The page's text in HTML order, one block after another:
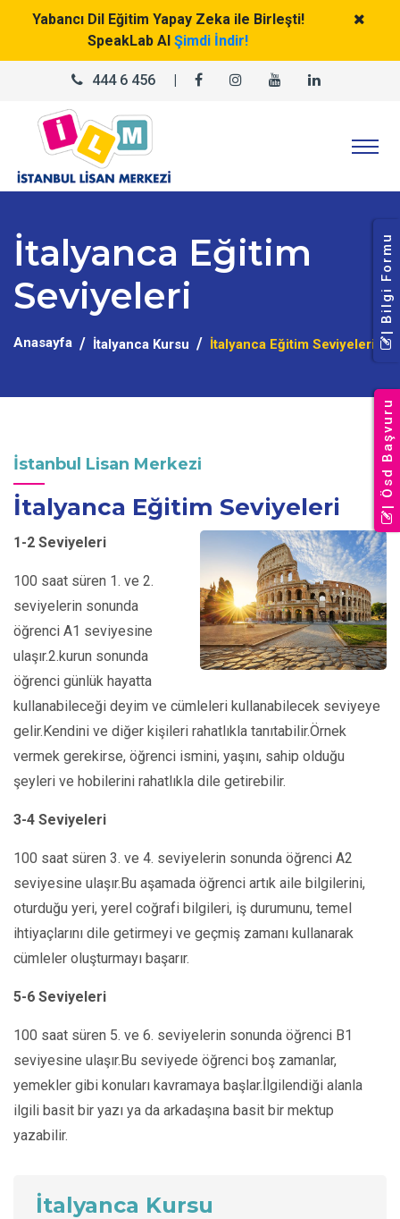
Yabancı Dil Eğitim Yapay Zeka ile Birleşti!
SpeakLab AIŞimdi İndir!
444 6 456 |
İtalyanca Eğitim
Seviyeleri
Anasayfa İtalyanca Kursu İtalyanca Eğitim Seviyeleri
İstanbul Lisan Merkezi
İtalyanca Eğitim Seviyeleri
1-2 Seviyeleri
100 saat süren 1. ve 2.
seviyelerin sonunda
öğrenci A1 seviyesine
ulaşır.2.kurun sonunda
öğrenci günlük hayatta
kullanabileceği deyim ve cümleleri kullanabilecek seviyeye
gelir.Kendini ve diğer kişileri rahatlıkla tanıtabilir.Örnek
vermek gerekirse, öğrenci ismini, yaşını, sahip olduğu
şeyleri ve hobilerini rahatlıkla dile getirebilir.
3-4 Seviyeleri
100 saat süren 3. ve 4. seviyelerin sonunda öğrenci A2
seviyesine ulaşır.Bu aşamada öğrenci artık aile bilgilerini,
oturduğu yeri, yerel coğrafi bilgileri, iş durumunu, temel
ihtiyaçlarını dile getirmeyi ve geçmiş zamanı kullanarak
cümleler oluşturmayı başarır.
5-6 Seviyeleri
100 saat süren 5. ve 6. seviyelerin sonunda öğrenci B1
seviyesine ulaşır.Bu seviyede öğrenci boş zamanlar,
yemekler gibi konuları kavramaya başlar.İlgilendiği alanla
ilgili basit bir yazı ya da arkadaşına basit bir mektup
yazabilir.
İtalyanca Kursu
| Bilgi Formu
| Ösd Başvuru